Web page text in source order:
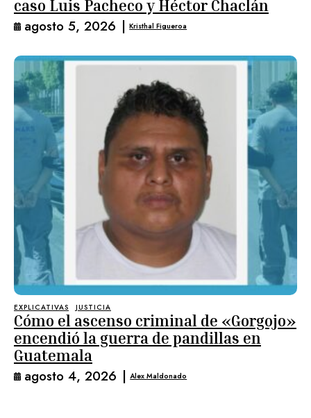
caso Luis Pacheco y Héctor Chaclán
agosto 5, 2026 | Kristhal Figueroa
EXPLICATIVAS JUSTICIA
Cómo el ascenso criminal de «Gorgojo»
encendió la guerra de pandillas en
Guatemala
agosto 4, 2026 | Alex Maldonado